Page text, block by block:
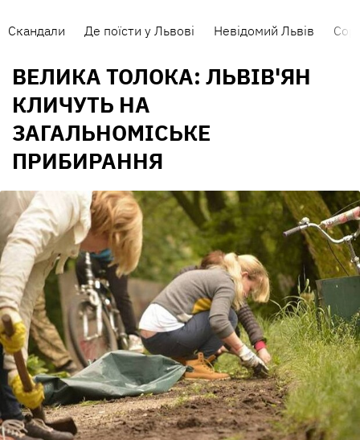
Скандали Де поїсти у Львові Невідомий Львів
ВЕЛИКА ТОЛОКА: ЛЬВІВ'ЯН
КЛИЧУТЬ НА
ЗАГАЛЬНОМІСЬКЕ
ПРИБИРАННЯ